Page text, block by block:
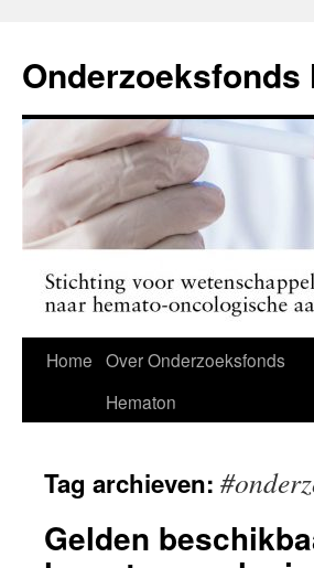
de
inhoud
Onderzoeksfonds
Home Over Onderzoeksfonds
Hematon
Tag archieven:
Gelden